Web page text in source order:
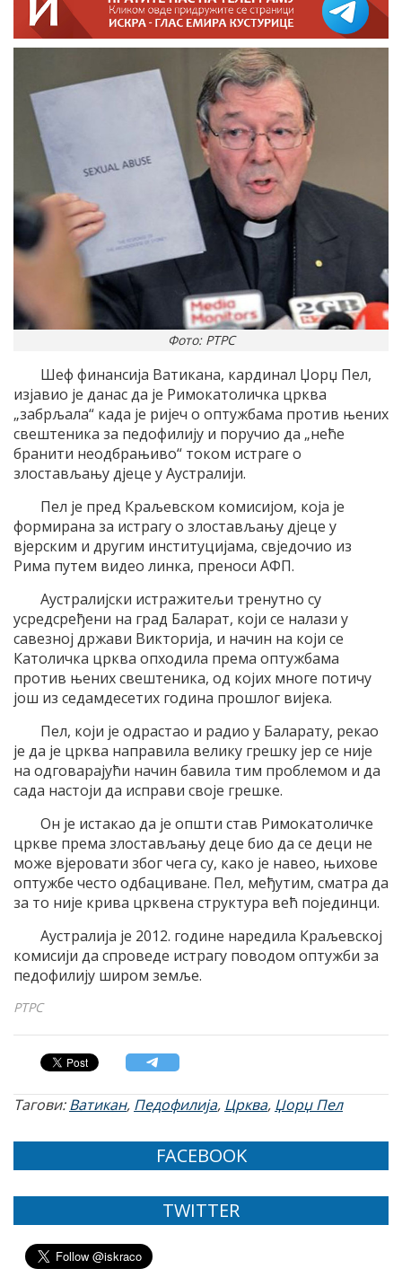
Фото: РТРС
Шеф финансија Ватикана, кардинал Џорџ Пел,
изјавио је данас да је Римокатоличка црква
„забрљала“ када је ријеч о оптужбама против њених
свештеника за педофилију и поручио да „неће
бранити неодбрањиво“ током истраге о
злостављању дјеце у Аустралији.
Пел је пред Краљевском комисијом, која је
формирана за истрагу о злостављању дјеце у
вјерским и другим институцијама, свједочио из
Рима путем видео линка, преноси АФП.
Аустралијски истражитељи тренутно су
усредсређени на град Баларат, који се налази у
савезној држави Викторија, и начин на који се
Католичка црква опходила према оптужбама
против њених свештеника, од којих многе потичу
још из седамдесетих година прошлог вијека.
Пел, који је одрастао и радио у Баларату, рекао
је да је црква направила велику грешку јер се није
на одговарајући начин бавила тим проблемом и да
сада настоји да исправи своје грешке.
Он је истакао да је општи став Римокатоличке
цркве према злостављању деце био да се деци не
може вјеровати због чега су, како је навео, њихове
оптужбе често одбациване. Пел, међутим, сматра да
за то није крива црквена структура већ појединци.
Аустралија је 2012. године наредила Краљевској
комисији да спроведе истрагу поводом оптужби за
педофилију широм земље.
РТРС
Тагови:Ватикан, Педофилија, Црква, Џорџ Пел
FACEBOOK
TWITTER